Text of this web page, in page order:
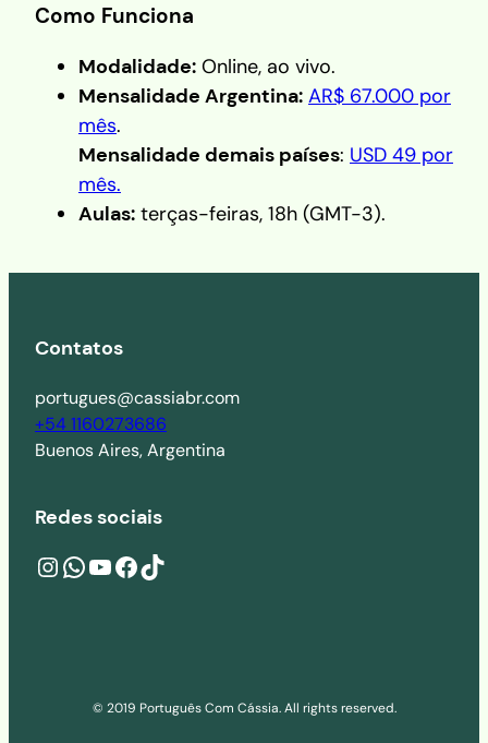
Como Funciona
Modalidade: Online, ao vivo.
Mensalidade Argentina: AR$ 67.000 por
mês.
Mensalidade demais países: USD 49 por
mês.
Aulas: terças-feiras, 18h (GMT-3).
Contatos
portugues@cassiabr.com
+54 1160273686
Buenos Aires, Argentina
Redes sociais
Instagramwa.me/541160273686 YouTube Facebook TikTok
© 2019 Português Com Cássia. All rights reserved.